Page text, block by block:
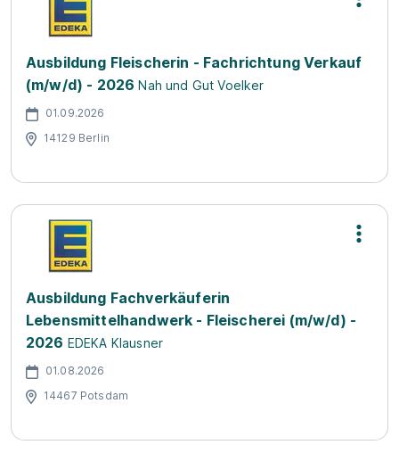
Ausbildung Fleischerin - Fachrichtung Verkauf
(m/w/d) - 2026 Nah und Gut Voelker
01.09.2026
14129 Berlin
Ausbildung Fachverkäuferin
Lebensmittelhandwerk - Fleischerei (m/w/d) -
2026 EDEKA Klausner
01.08.2026
14467 Potsdam